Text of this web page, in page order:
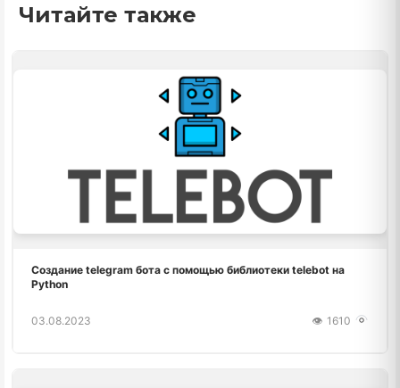
Читайте также
Создание telegram бота с помощью библиотеки telebot на
Python
03.08.2023 1610